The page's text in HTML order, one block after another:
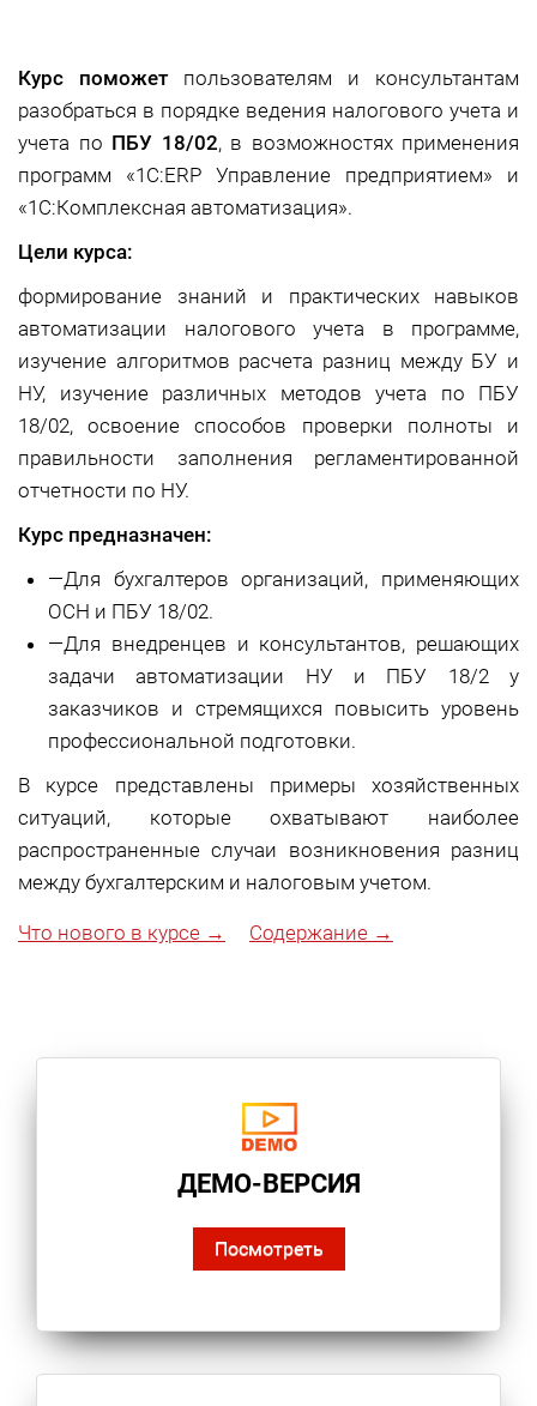
Курс поможет пользователям и консультантам
разобраться в порядке ведения налогового учета и
учета по ПБУ 18/02, в возможностях применения
программ «1С:ERP Управление предприятием» и
«1С:Комплексная автоматизация».
Цели курса:
формирование знаний и практических навыков
автоматизации налогового учета в программе,
изучение алгоритмов расчета разниц между БУ и
НУ, изучение различных методов учета по ПБУ
18/02, освоение способов проверки полноты и
правильности заполнения регламентированной
отчетности по НУ.
Курс предназначен:
—Для бухгалтеров организаций, применяющих
ОСН и ПБУ 18/02.
—Для внедренцев и консультантов, решающих
задачи автоматизации НУ и ПБУ 18/2 у
заказчиков и стремящихся повысить уровень
профессиональной подготовки.
В курсе представлены примеры хозяйственных
ситуаций, которые охватывают наиболее
распространенные случаи возникновения разниц
между бухгалтерским и налоговым учетом.
Что нового в курсе → Содержание →
ДЕМО-ВЕРСИЯ
Посмотреть